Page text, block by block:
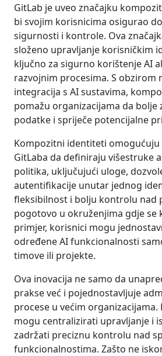
GitLab je uveo značajku
bi svojim korisnicima osigurao
sigurnosti i kontrole. Ova
složeno upravljanje korisničkim
ključno za sigurno korištenje AI
razvojnim procesima. S obzirom
integracija s AI sustavima,
pomažu organizacijama da bolje
podatke i spriječe potencijalne
Kompozitni identiteti
GitLaba da definiraju višestruke
politika, uključujući uloge,
autentifikacije unutar jednog
fleksibilnost i bolju kontrolu nad
pogotovo u okruženjima gdje se
primjer, korisnici mogu
određene AI funkcionalnosti
timove ili projekte.
Ova inovacija ne samo da
prakse već i pojednostavljuje
procese u većim organizacijama.
mogu centralizirati upravljanje i
zadržati preciznu kontrolu nad
funkcionalnostima. Zašto ne